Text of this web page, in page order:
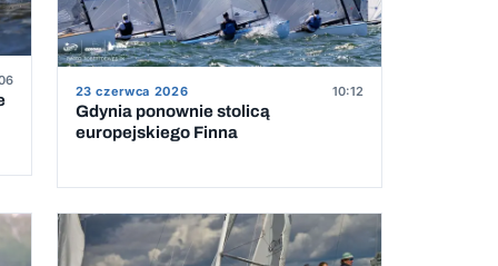
23 czerwca 2026 10:12
Gdynia ponownie stolicą
europejskiego Finna